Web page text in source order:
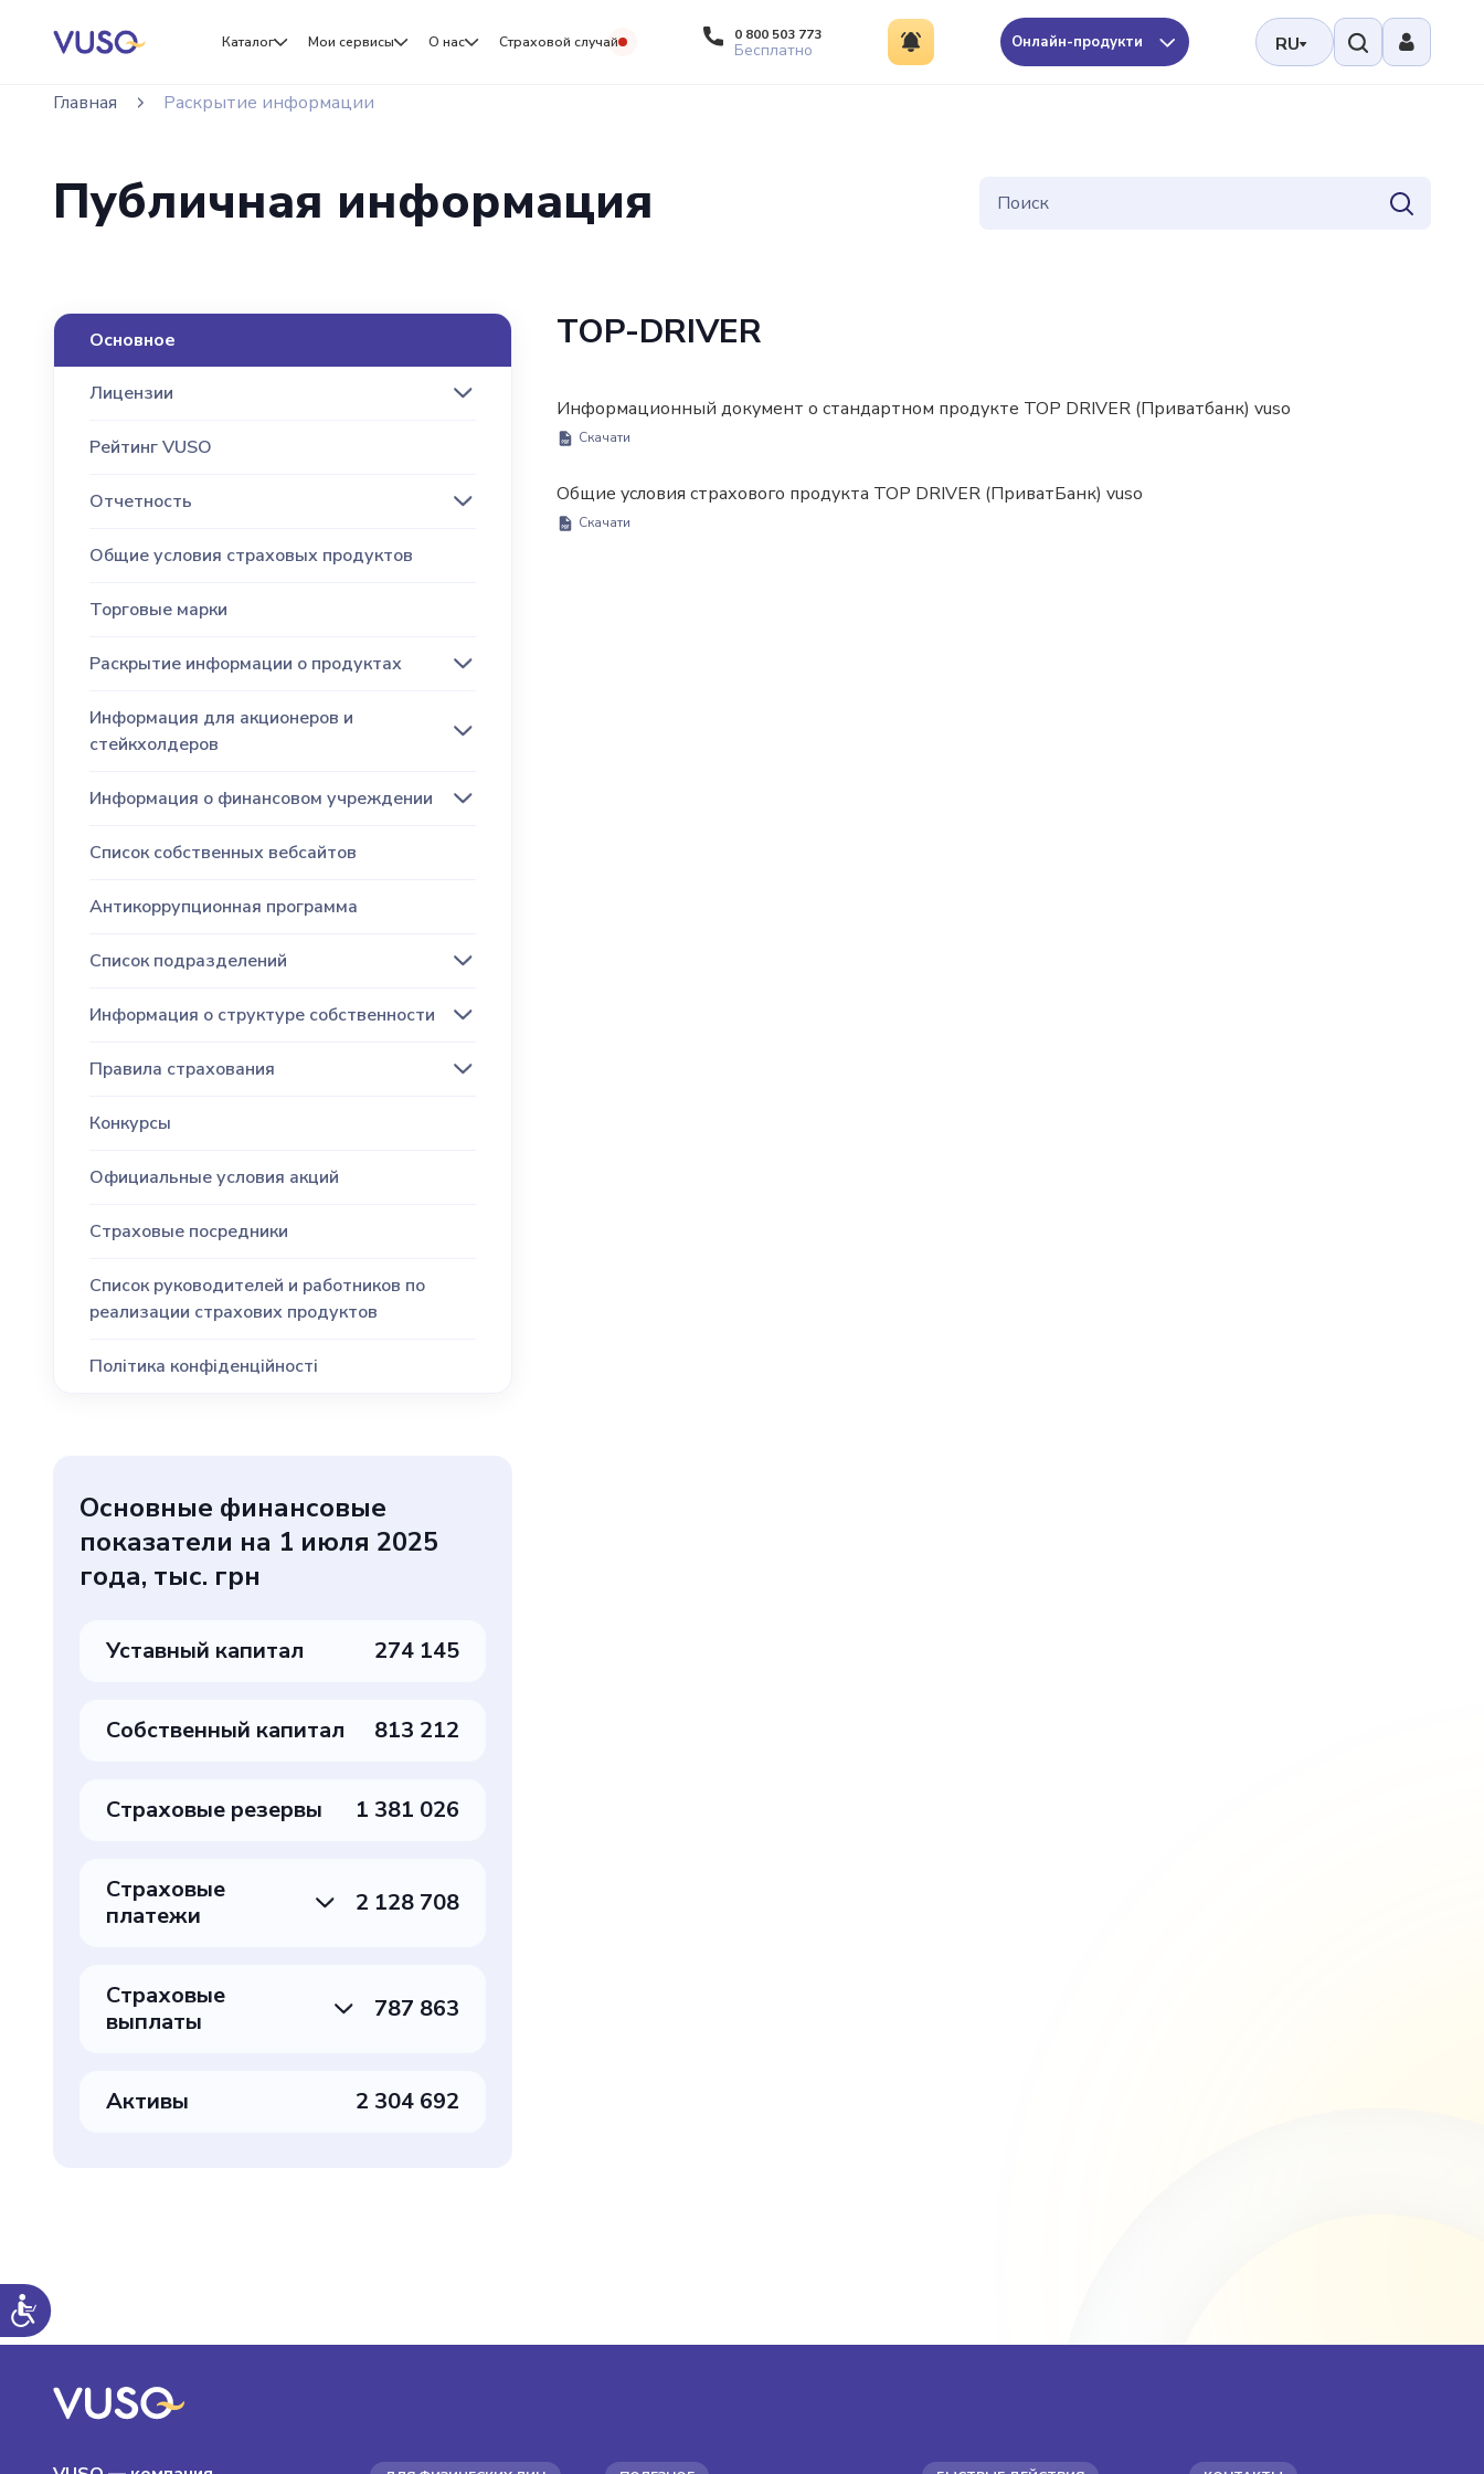
Каталог Мои сервисы О нас Страховой случай 0 800 503 773
Бесплатно Онлайн-продукти RU
Главная Раскрытие информации
Публичная информация
Основное
Лицензии
Рейтинг VUSO
Отчетность
Общие условия страховых продуктов
Торговые марки
Раскрытие информации о продуктах
Информация для акционеров и
стейкхолдеров
Информация о финансовом учреждении
Список собственных вебсайтов
Антикоррупционная программа
Список подразделений
Информация о структуре собственности
Правила страхования
Конкурсы
Официальные условия акций
Страховые посредники
Список руководителей и работников по
реализации страхових продуктов
Політика конфіденційності
Основные финансовые
показатели на 1 июля 2025
года, тыс. грн
Уставный капитал 274 145
Собственный капитал 813 212
Страховые резервы 1 381 026
Страховые
платежи
2 128 708
Страховые
выплаты
787 863
Активы 2 304 692
TOP-DRIVER
Информационный документ о стандартном продукте TOP DRIVER (Приватбанк) vuso
Скачати
Общие условия страхового продукта TOP DRIVER (ПриватБанк) vuso
Скачати